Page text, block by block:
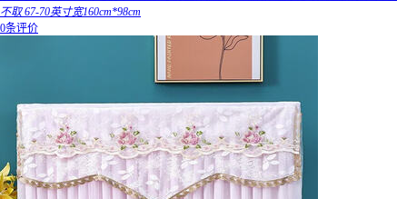
不取 67-70英寸宽160cm*98cm
0条评价